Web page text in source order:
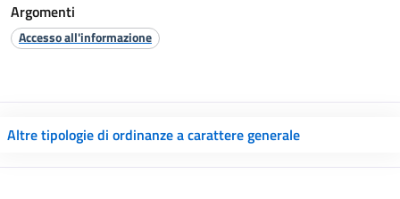
Argomenti
Accesso all'informazione
Altre tipologie di ordinanze a carattere generale